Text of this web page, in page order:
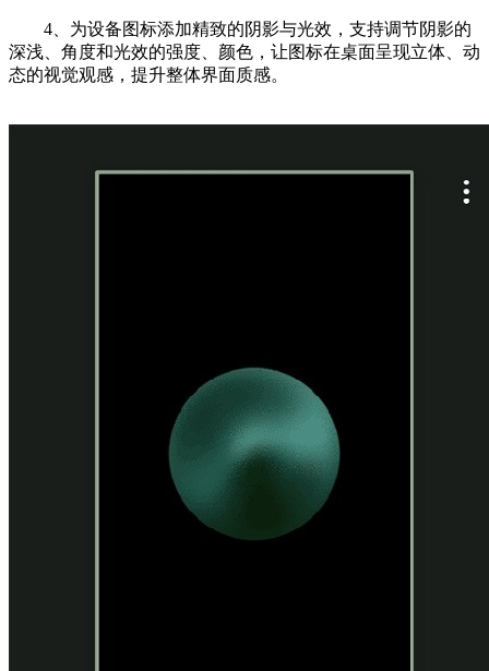
4、为设备图标添加精致的阴影与光效，支持调节阴影的
深浅、角度和光效的强度、颜色，让图标在桌面呈现立体、动
态的视觉观感，提升整体界面质感。